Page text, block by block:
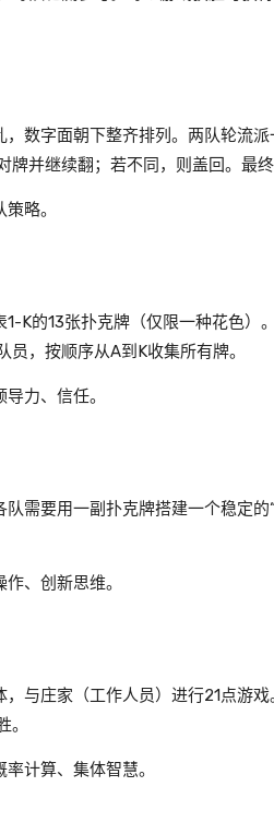
，数字面朝下整齐排列。两队轮流
牌并继续翻；若不同，则盖回。最
略。
1-K的13张扑克牌（仅限一种花色
，按顺序从A到K收集所有牌。
力、信任。
队需要用一副扑克牌搭建一个稳定
、创新思维。
，与庄家（工作人员）进行21点游
计算、集体智慧。